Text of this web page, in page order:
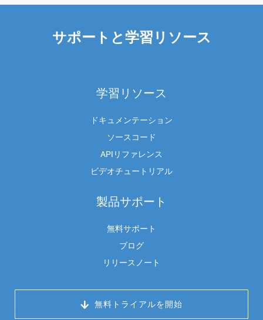
サポートと学習リソース
学習リソース
ドキュメンテーション
ソースコード
APIリファレンス
ビデオチュートリアル
製品サポート
無料サポート
ブログ
リリースノート
無料トライアルを開始